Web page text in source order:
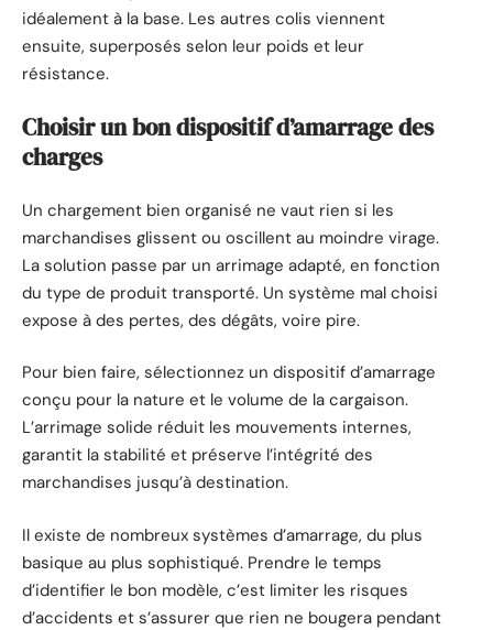
idéalement à la base. Les autres colis viennent
ensuite, superposés selon leur poids et leur
résistance.
Choisir un bon dispositif d’amarrage des
charges
Un chargement bien organisé ne vaut rien si les
marchandises glissent ou oscillent au moindre virage.
La solution passe par un arrimage adapté, en fonction
du type de produit transporté. Un système mal choisi
expose à des pertes, des dégâts, voire pire.
Pour bien faire, sélectionnez un dispositif d’amarrage
conçu pour la nature et le volume de la cargaison.
L’arrimage solide réduit les mouvements internes,
garantit la stabilité et préserve l’intégrité des
marchandises jusqu’à destination.
Il existe de nombreux systèmes d’amarrage, du plus
basique au plus sophistiqué. Prendre le temps
d’identifier le bon modèle, c’est limiter les risques
d’accidents et s’assurer que rien ne bougera pendant